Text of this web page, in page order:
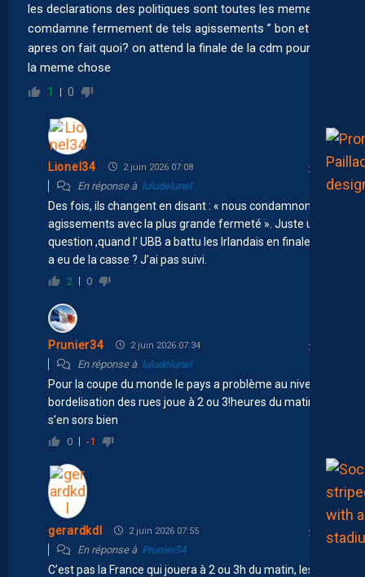
les declarations des politiques sont toutes les memes “je
comdamne fermement de tels agissements ” bon et
apres on fait quoi? on attend la finale de la cdm pour dire
la meme chose
1 0
Lionel34 2 juin 2026 07:08
En réponse à luludelunel
Des fois, ils changent en disant : « nous condamnons ces
agissements avec la plus grande fermeté ». Juste une
question ,quand l’ UBB a battu les Irlandais en finale , il y
a eu de la casse ? J’ai pas suivi.
2 0
Prunier34 2 juin 2026 07:34
En réponse à luludelunel
Pour la coupe du monde le pays a problème au niveau
bordelisation des rues joue à 2 ou 3!heures du matin, on
s’en sors bien
0 -1
gerardkdl 2 juin 2026 07:55
En réponse à Prunier34
C’est pas la France qui jouera à 2 ou 3h du matin, les